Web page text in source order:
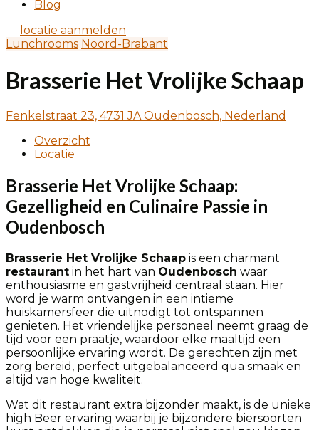
Blog
locatie aanmelden
Lunchrooms Noord-Brabant
Brasserie Het Vrolijke Schaap
Fenkelstraat 23, 4731 JA Oudenbosch, Nederland
Overzicht
Locatie
Brasserie Het Vrolijke Schaap:
Gezelligheid en Culinaire Passie in
Oudenbosch
Brasserie Het Vrolijke Schaap is een charmant
restaurant in het hart van Oudenbosch waar
enthousiasme en gastvrijheid centraal staan. Hier
word je warm ontvangen in een intieme
huiskamersfeer die uitnodigt tot ontspannen
genieten. Het vriendelijke personeel neemt graag de
tijd voor een praatje, waardoor elke maaltijd een
persoonlijke ervaring wordt. De gerechten zijn met
zorg bereid, perfect uitgebalanceerd qua smaak en
altijd van hoge kwaliteit.
Wat dit restaurant extra bijzonder maakt, is de unieke
high Beer ervaring waarbij je bijzondere biersoorten